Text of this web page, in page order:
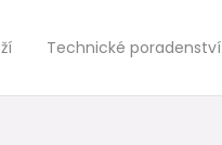
Technické poradenství